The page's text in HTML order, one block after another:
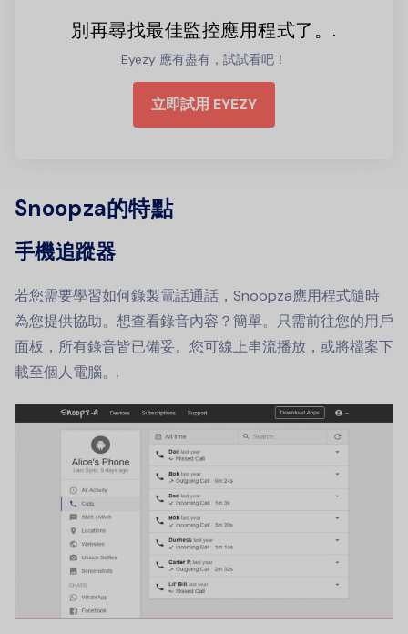
別再尋找最佳監控應用程式了。.
Eyezy 應有盡有，試試看吧！
立即試用 EYEZY
Snoopza的特點
手機追蹤器
若您需要學習如何錄製電話通話，Snoopza應用程式隨時
為您提供協助。想查看錄音內容？簡單。只需前往您的用戶
面板，所有錄音皆已備妥。您可線上串流播放，或將檔案下
載至個人電腦。.